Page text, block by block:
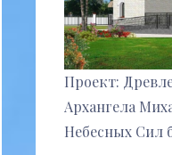
Проект:
Архангела
Небесных Сил